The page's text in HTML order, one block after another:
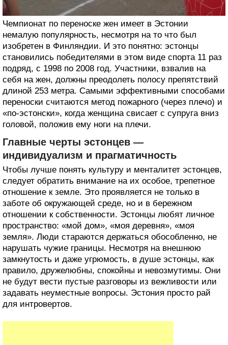
Чемпионат по переноске жен имеет в Эстонии
немалую популярность, несмотря на то что был
изобретен в Финляндии. И это понятно: эстонцы
становились победителями в этом виде спорта 11 раз
подряд, с 1998 по 2008 год. Участники, взвалив на
себя на жен, должны преодолеть полосу препятствий
длиной 253 метра. Самыми эффективными способами
переноски считаются метод пожарного (через плечо) и
«по-эстонски», когда женщина свисает с супруга вниз
головой, положив ему ноги на плечи.
Главные черты эстонцев —
индивидуализм и прагматичность
Чтобы лучше понять культуру и менталитет эстонцев,
следует обратить внимание на их особое, трепетное
отношение к земле. Это проявляется не только в
заботе об окружающей среде, но и в бережном
отношении к собственности. Эстонцы любят личное
пространство: «мой дом», «моя деревня», «моя
земля». Люди стараются держаться обособленно, не
нарушать чужие границы. Несмотря на внешнюю
замкнутость и даже угрюмость, в душе эстонцы, как
правило, дружелюбны, спокойны и невозмутимы. Они
не будут вести пустые разговоры из вежливости или
задавать неуместные вопросы. Эстония просто рай
для интровертов.